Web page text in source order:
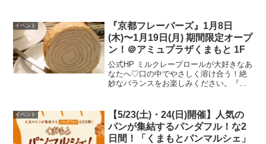
す。開催場所はこちら▼ 公式HP
イベント
『京都フレーバーズ』1月8日
(木)〜1月19日(月) 期間限定オープ
ン！＠アミュプラザくまもと 1F
公式HP ミルクレープロールが大好きなあ
なたへ♡口の中でやさしく溶け合う！絶
妙なバランスをお楽しみください。『ミ
賞。宇治の濃厚なお抹茶を使い1枚1枚丁
寧に巻いた手づ...
イベント
【5/23(土)・24(日)開催】人気の
パンが集結するパンダフル！な2
日間！「くまもとパンマルシェ」